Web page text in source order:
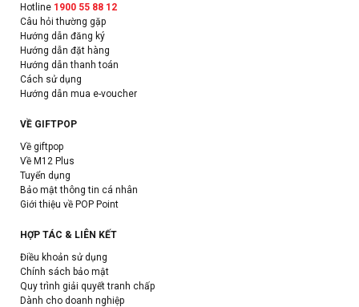
Hotline 1900 55 88 12
Câu hỏi thường gặp
Hướng dẫn đăng ký
Hướng dẫn đặt hàng
Hướng dẫn thanh toán
Cách sử dụng
Hướng dẫn mua e-voucher
VỀ GIFTPOP
Về giftpop
Về M12 Plus
Tuyển dụng
Bảo mật thông tin cá nhân
Giới thiệu về POP Point
HỢP TÁC & LIÊN KẾT
Điều khoản sử dụng
Chính sách bảo mật
Quy trình giải quyết tranh chấp
Dành cho doanh nghiệp